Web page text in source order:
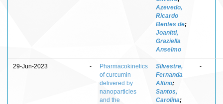
Azevedo,
Ricardo
Bentes de;
Joanitti,
Graziella
Anselmo
29-Jun-2023 -
Pharmacokinetics
of curcumin
delivered by
nanoparticles
and the
Silvestre,
Fernanda
Altino;
Santos,
Carolina;
-